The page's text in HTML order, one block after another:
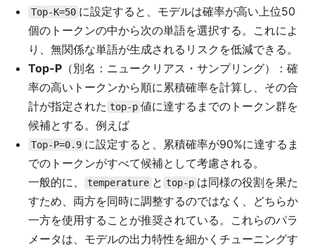
Top-K=50 に設定すると、モデルは確率が高い上位50
個のトークンの中から次の単語を選択する。これによ
り、無関係な単語が生成されるリスクを低減できる。
Top-P （別名：ニュークリアス・サンプリング）：確
率の高いトークンから順に累積確率を計算し、その合
計が指定された top-p 値に達するまでのトークン群を
候補とする。例えば
Top-P=0.9 に設定すると、累積確率が90%に達するま
でのトークンがすべて候補として考慮される。
一般的に、
temperature と top-p は同様の役割を果た
すため、両方を同時に調整するのではなく、どちらか
一方を使用することが推奨されている。これらのパラ
メータは、モデルの出力特性を細かくチューニングす